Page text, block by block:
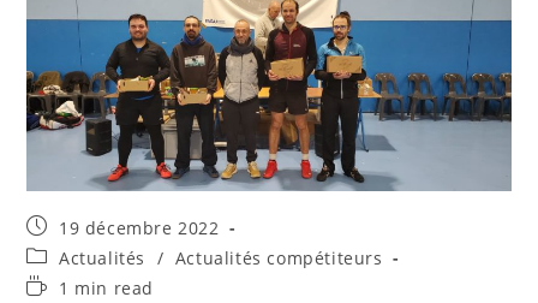
Publication
publiée :
19 décembre 2022
Post
category:
Actualités / Actualités compétiteurs
Temps1 min read